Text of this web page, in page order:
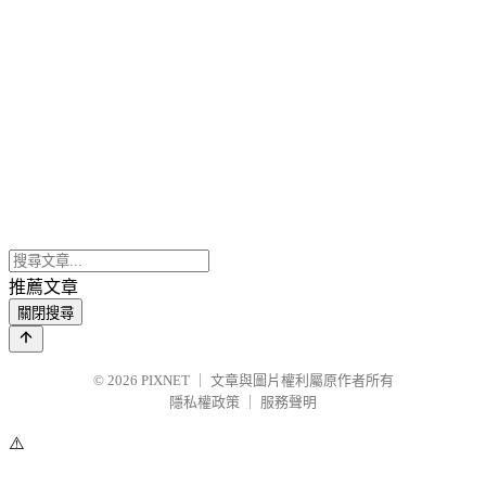
推薦文章
關閉搜尋
© 2026 PIXNET
文章與圖片權利屬原作者所有
隱私權政策
服務聲明
⚠️